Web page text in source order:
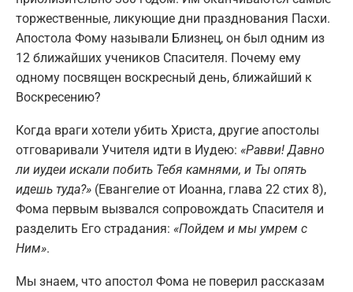
торжественные, ликующие дни празднования Пасхи.
Апостола Фому называли Близнец, он был одним из
12 ближайших учеников Спасителя. Почему ему
одному посвящен воскресный день, ближайший к
Воскресению?
Когда враги хотели убить Христа, другие апостолы
отговаривали Учителя идти в Иудею: «Равви! Давно
ли иудеи искали побить Тебя камнями, и Ты опять
идешь туда?» (Евангелие от Иоанна, глава 22 стих 8),
Фома первым вызвался сопровождать Спасителя и
разделить Его страдания: «Пойдем и мы умрем с
Ним».
Мы знаем, что апостол Фома не поверил рассказам